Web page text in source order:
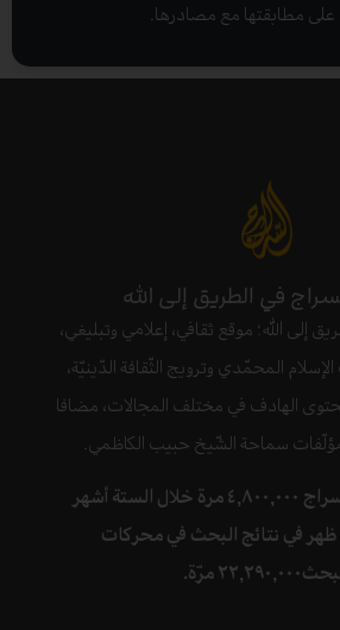
على مطابقتها مع مصادرها.
في الطريق إلى الله
إلى الله؛ موقع ثقافي، إعلامي وتبليغي،
المحمّدي وترويج الثّقافة الدّينيّة،
الهادف في مختلف المجالات، مضافا
سماحة الشّيخ حبيب الكاظمي.
تمّت زيارة موقع سراج ٤,٨٠٠,٠٠٠ مرة خلال الستة أشهر
ظهر في نتائج البحث في محركات
مرّة.